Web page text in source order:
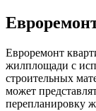
Евроремонт
жилплощади с
строительных
может
перепланировку